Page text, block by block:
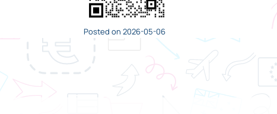
Posted on 2026-05-06